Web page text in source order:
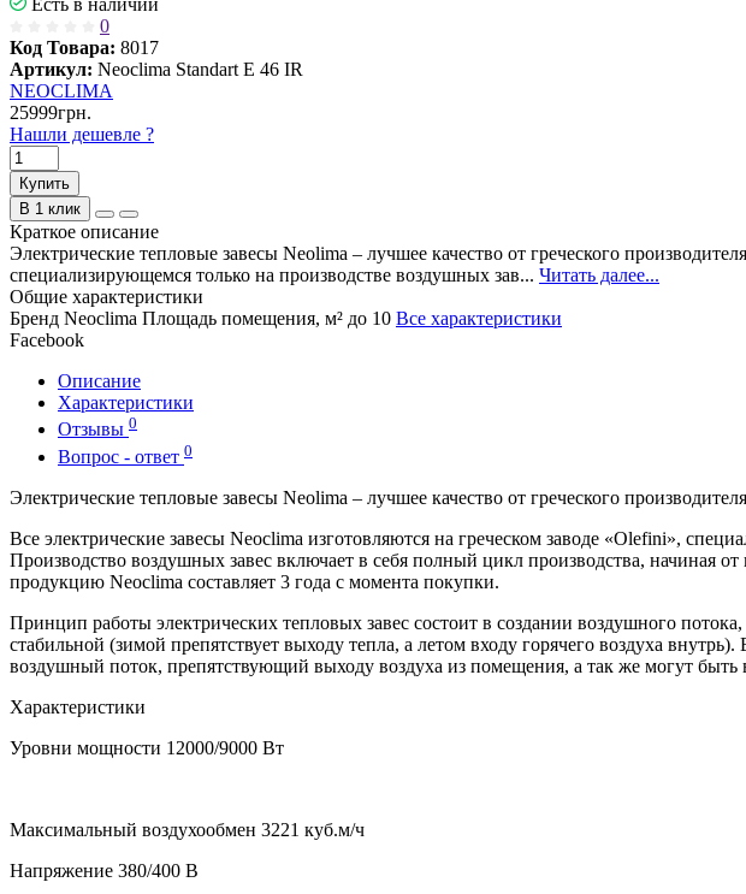
0
Код Товара: 8017
Артикул: Neoclima Standart E 46 IR
NEOCLIMA
25999грн.
Нашли дешевле ?
Купить
В 1 клик
Краткое описание
Электрические тепловые завесы Neolima – лучшее качество от греческого
специализирующемся только на производстве воздушных зав... Читать далее...
Общие характеристики
Бренд Neoclima Площадь помещения, м² до 10 Все характеристики
Facebook
Описание
Характеристики
Отзывы 0
Вопрос - ответ 0
Электрические тепловые завесы Neolima – лучшее качество от греческого
Все электрические завесы Neoclima изготовляются на греческом заводе «Olefini»,
Производство воздушных завес включает в себя полный цикл производства, начиная
продукцию Neoclima составляет 3 года с момента покупки.
Принцип работы электрических тепловых завес состоит в создании воздушного
стабильной (зимой препятствует выходу тепла, а летом входу горячего воздуха
воздушный поток, препятствующий выходу воздуха из помещения, а так же могут
Характеристики
Уровни мощности 12000/9000 Вт
Максимальный воздухообмен 3221 куб.м/ч
Напряжение 380/400 В